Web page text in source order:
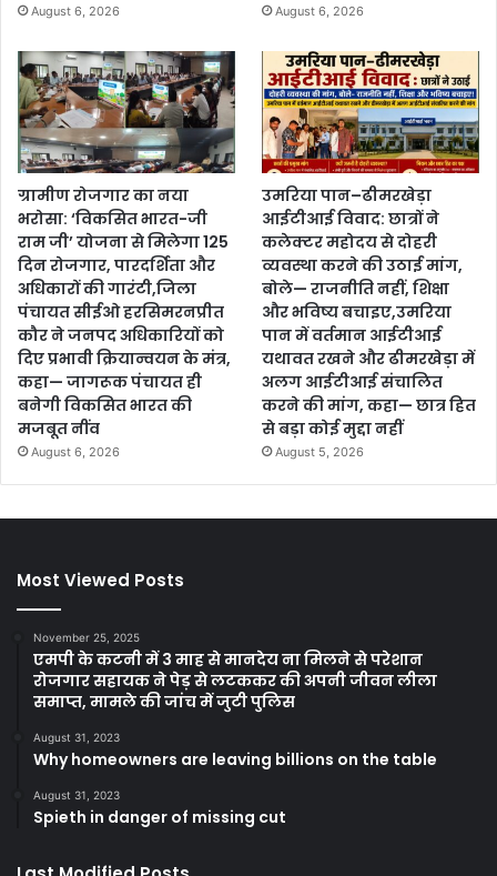
August 6, 2026 August 6, 2026
ग्रामीण रोजगार का नया
भरोसा: ‘विकसित भारत-जी
राम जी’ योजना से मिलेगा 125
दिन रोजगार, पारदर्शिता और
अधिकारों की गारंटी,जिला
पंचायत सीईओ हरसिमरनप्रीत
कौर ने जनपद अधिकारियों को
दिए प्रभावी क्रियान्वयन के मंत्र,
कहा— जागरूक पंचायत ही
बनेगी विकसित भारत की
मजबूत नींव
August 6, 2026
उमरिया पान–ढीमरखेड़ा
आईटीआई विवाद: छात्रों ने
कलेक्टर महोदय से दोहरी
व्यवस्था करने की उठाई मांग,
बोले— राजनीति नहीं, शिक्षा
और भविष्य बचाइए,उमरिया
पान में वर्तमान आईटीआई
यथावत रखने और ढीमरखेड़ा में
अलग आईटीआई संचालित
करने की मांग, कहा— छात्र हित
से बड़ा कोई मुद्दा नहीं
August 5, 2026
Most Viewed Posts
November 25, 2025
एमपी के कटनी में 3 माह से मानदेय ना मिलने से परेशान
रोजगार सहायक ने पेड़ से लटककर की अपनी जीवन लीला
समाप्त, मामले की जांच में जुटी पुलिस
August 31, 2023
Why homeowners are leaving billions on the table
August 31, 2023
Spieth in danger of missing cut